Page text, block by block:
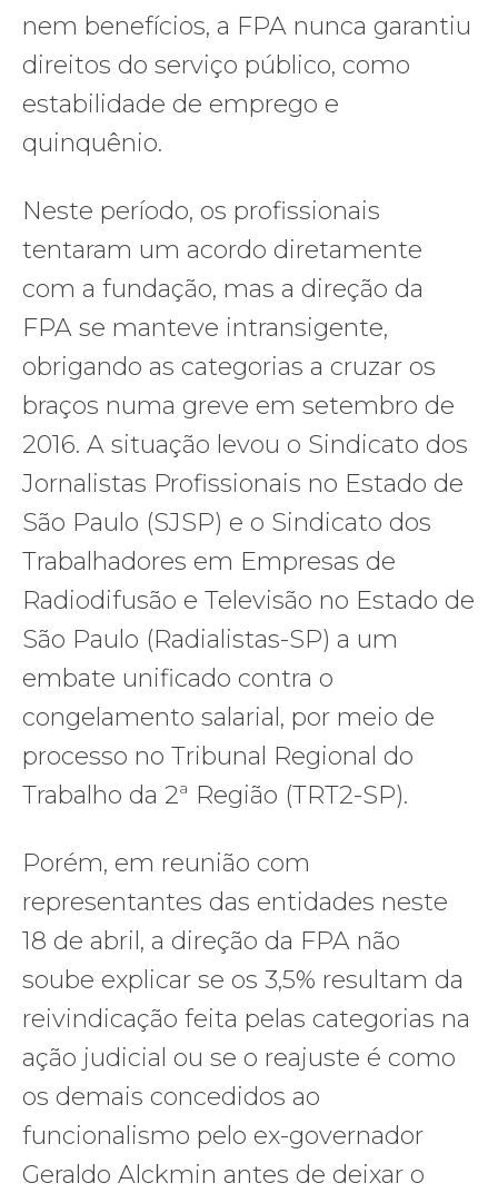
nem benefícios, a FPA nunca garantiu
direitos do serviço público, como
estabilidade de emprego e
quinquênio.
Neste período, os profissionais
tentaram um acordo diretamente
com a fundação, mas a direção da
FPA se manteve intransigente,
obrigando as categorias a cruzar os
braços numa greve em setembro de
2016. A situação levou o Sindicato dos
Jornalistas Profissionais no Estado de
São Paulo (SJSP) e o Sindicato dos
Trabalhadores em Empresas de
Radiodifusão e Televisão no Estado de
São Paulo (Radialistas-SP) a um
embate unificado contra o
congelamento salarial, por meio de
processo no Tribunal Regional do
Trabalho da 2ª Região (TRT2-SP).
Porém, em reunião com
representantes das entidades neste
18 de abril, a direção da FPA não
soube explicar se os 3,5% resultam da
reivindicação feita pelas categorias na
ação judicial ou se o reajuste é como
os demais concedidos ao
funcionalismo pelo ex-governador
Geraldo Alckmin antes de deixar o